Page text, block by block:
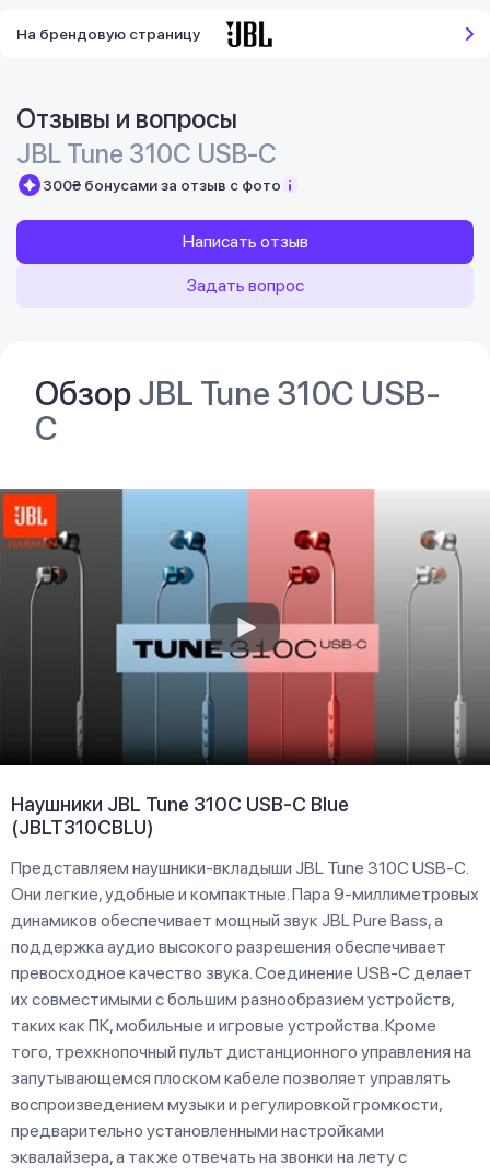
На брендовую страницу
Отзывы и вопросы
JBL Tune 310C USB-C
300₴ бонусами за отзыв с фото
Написать отзыв
Задать вопрос
ОбзорJBL Tune 310C USB-
C
Наушники JBL Tune 310C USB-C Blue
(JBLT310CBLU)
Представляем наушники-вкладыши JBL Tune 310C USB-C.
Они легкие, удобные и компактные. Пара 9-миллиметровых
динамиков обеспечивает мощный звук JBL Pure Bass, а
поддержка аудио высокого разрешения обеспечивает
превосходное качество звука. Соединение USB-C делает
их совместимыми с большим разнообразием устройств,
таких как ПК, мобильные и игровые устройства. Кроме
того, трехкнопочный пульт дистанционного управления на
запутывающемся плоском кабеле позволяет управлять
воспроизведением музыки и регулировкой громкости,
предварительно установленными настройками
эквалайзера, а также отвечать на звонки на лету с